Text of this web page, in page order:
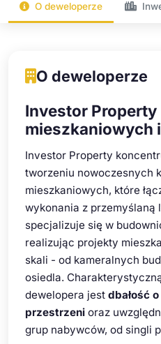
O deweloperze
O deweloperze
Investor
mieszkaniowych
Investor Property
tworzeniu nowoczesnych
mieszkaniowych, które
wykonania z przemyślaną
specjalizuje się w
realizując projekty
skali - od kameralnych
osiedla.
dewelopera jest dbałość
przestrzeni oraz
grup nabywców, od singli